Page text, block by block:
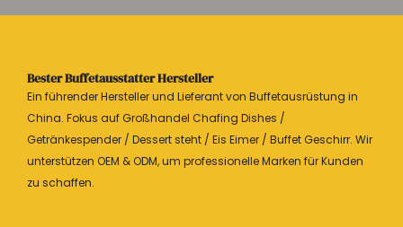
Bester Buffetausstatter Hersteller
Ein führender Hersteller und Lieferant von Buffetausrüstung in
China. Fokus auf Großhandel Chafing Dishes /
Getränkespender / Dessert steht / Eis Eimer / Buffet Geschirr. Wir
unterstützen OEM & ODM, um professionelle Marken für Kunden
zu schaffen.